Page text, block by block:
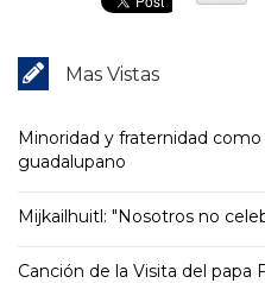
Mas Vistas
Minoridad y fraternidad
guadalupano
Mijkailhuitl: "Nosotros no
Canción de la Visita del papa